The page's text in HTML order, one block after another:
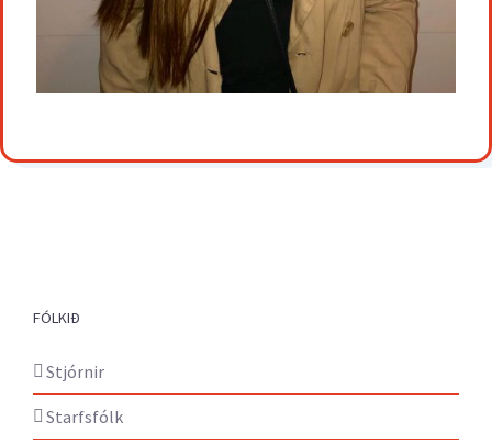
FÓLKIÐ
Stjórnir
Starfsfólk